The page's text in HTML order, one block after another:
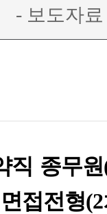
- 보도자료
직 종무
접전형